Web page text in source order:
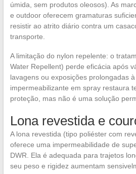
úmida, sem produtos oleosos). As
e outdoor oferecem gramaturas
resistir ao atrito diário contra um
transporte.
A limitação do nylon repelente: o
Water Repellent) perde eficácia após
lavagens ou exposições prolongadas
impermeabilizante em spray restaura
proteção, mas não é uma solução
Lona revestida e
A lona revestida (tipo poliéster com
oferece uma impermeabilidade de
DWR. Ela é adequada para trajetos
seu peso e rigidez aumentam